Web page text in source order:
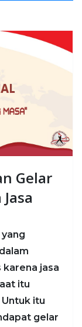
Gelar
jasa
itu
itu
gelar